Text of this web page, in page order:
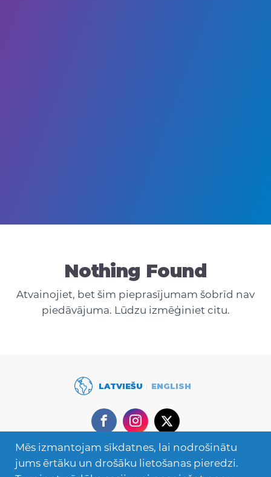
Nothing Found
Atvainojiet, bet šim pieprasījumam šobrīd nav
piedāvājuma. Lūdzu izmēģiniet citu.
LATVIEŠU ENGLISH
FacebookInstagram
Twitter
Secondary
Navigation
Mācies ārzemēs
Mēs izmantojam sīkdatnes, lai nodrošinātu
jums ērtāku un drošāku lietošanas pieredzi.